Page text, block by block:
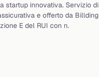
startup innovativa. Servizio di
e offerto da Billding
E del RUI con n.